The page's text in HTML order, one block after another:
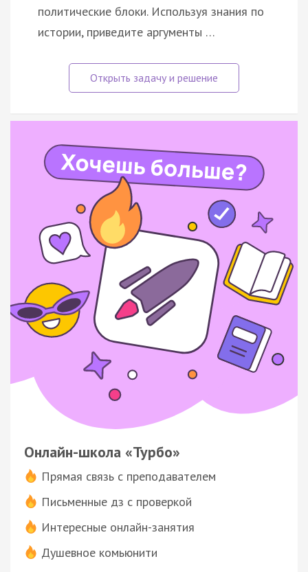
политические блоки. Используя знания по
истории, приведите аргументы …
Онлайн-школа «Турбо»
Прямая связь с преподавателем
Письменные дз с проверкой
Интересные онлайн-занятия
Душевное комьюнити